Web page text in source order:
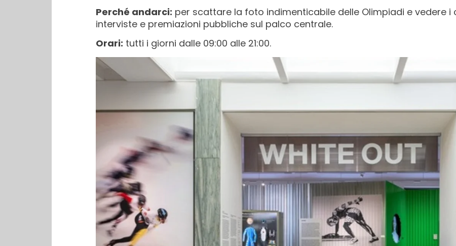
Perché andarci: per scattare la foto indimenticabile delle Olimpiadi e vedere
interviste e premiazioni pubbliche sul palco centrale.
Orari: tutti i giorni dalle 09:00 alle 21:00.